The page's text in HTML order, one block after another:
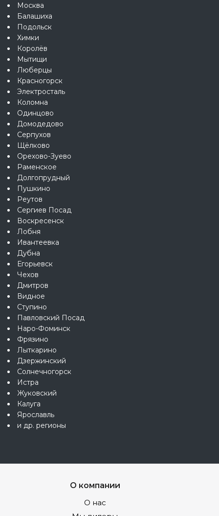
Москва
Балашиха
Подольск
Химки
Королёв
Мытищи
Люберцы
Красногорск
Электросталь
Коломна
Одинцово
Домодедово
Серпухов
Щёлково
Орехово-Зуево
Раменское
Долгопрудный
Пушкино
Реутов
Сергиев Посад
Воскресенск
Лобня
Ивантеевка
Дубна
Егорьевск
Чехов
Дмитров
Видное
Ступино
Павловский Посад
Наро-Фоминск
Фрязино
Лыткарино
Дзержинский
Солнечногорск
Истра
Жуковский
Калуга
Ярославль
и др. регионы
О компании
О нас